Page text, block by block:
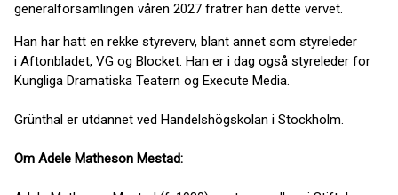
generalforsamlingen våren 2027 fratrer han dette vervet.
Han har hatt en rekke styreverv, blant annet som styreleder
i Aftonbladet, VG og Blocket. Han er i dag også styreleder for
Kungliga Dramatiska Teatern og Execute Media.
Grünthal er utdannet ved Handelshögskolan i Stockholm.
Om Adele Matheson Mestad: